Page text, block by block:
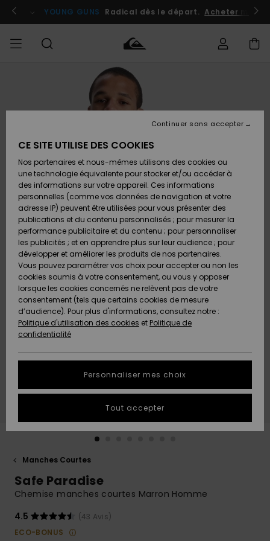
l'information
le
Se connecter / s'inscrire
YOUNG GUNS Radical dès le départ. Acheter
Vêtements
Chaussures
& Tongs
Surf
Snow
Nouveautés
A
Découvrir
Vêtements
Chaussures
& Tongs
Surf
Snow
Nouveautés
A
Découvrir
FEMME
Shop
A
Découvrir
Snow
SURF
Surf
Shop
Homme
Surf
Shop
Enfant
Highlights
Communauté
SNOW
Snow
Shop
Homme
Snow
Shop
Enfant
Snow
Shop
Femme
A
Découvrir
Communauté
OUTLET
Outlet
Homme
Enfant
Outlet
Femme
AIDE &
CONTACT
Accéder à
ma
commande
Retours
Paiement
Carte
Cadeau
Quiksilver
Freedom
Protection
des
tailles
conversation
obtenir la
plus rapide
à votre
Démarrer
MAGASINS
QUIKSILVER
Manches Courtes
Safe Paradise
Chemise manches courtes Marron Homme
4.5
(43 Avis)
ECO-BONUS
CE SITE UTILISE DES COOKIES
Nos partenaires et nous-mêmes utilisons des cookies ou
une technologie équivalente pour stocker et/ou accéder à
des informations sur votre appareil. Ces informations
personnelles (comme vos données de navigation et votre
adresse IP) peuvent être utilisées pour vous présenter des
publications et du contenu personnalisés ; pour mesurer la
performance publicitaire et du contenu ; pour personnaliser
les publicités ; et en apprendre plus sur leur audience ; pour
développer et améliorer les produits de nos partenaires.
Vous pouvez paramétrer vos choix pour accepter ou non les
cookies soumis à votre consentement, ou vous y opposer
lorsque les cookies concernés ne relèvent pas de votre
consentement (tels que certains cookies de mesure
d’audience). Pour plus d'informations, consultez notre :
Politique d'utilisation des cookies et Politique de
confidentialité
Personnaliser mes choix
Continuer sans accepter
Tout accepter